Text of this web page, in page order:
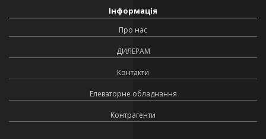
Інформація
Про нас
ДИЛЕРАМ
Контакти
Елеваторне обладнання
Контрагенти